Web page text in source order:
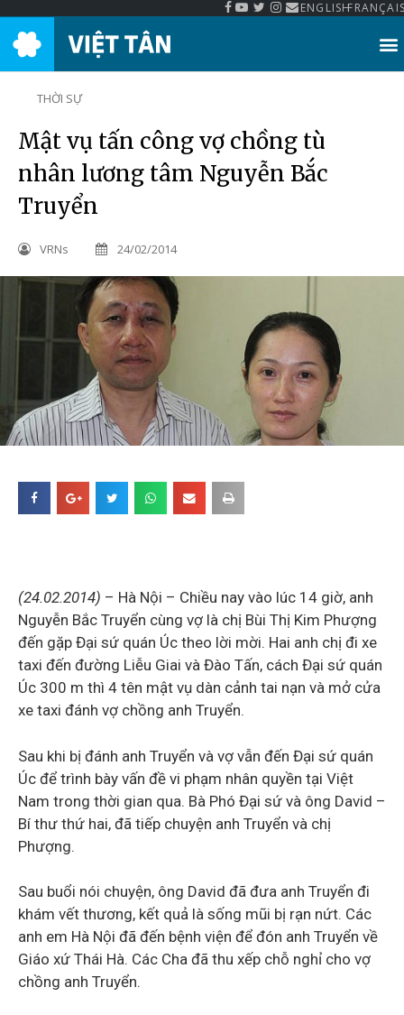
ENGLISH
THỜI SỰ
Mật vụ tấn công vợ chồng tù
nhân lương tâm Nguyễn Bắc
Truyển
VRNs 24/02/2014
(24.02.2014) – Hà Nội – Chiều nay vào lúc 14 giờ, anh
Nguyễn Bắc Truyển cùng vợ là chị Bùi Thị Kim Phượng
đến gặp Đại sứ quán Úc theo lời mời. Hai anh chị đi xe
taxi đến đường Liễu Giai và Đào Tấn, cách Đại sứ quán
Úc 300 m thì 4 tên mật vụ dàn cảnh tai nạn và mở cửa
xe taxi đánh vợ chồng anh Truyển.
Sau khi bị đánh anh Truyển và vợ vẫn đến Đại sứ quán
Úc để trình bày vấn đề vi phạm nhân quyền tại Việt
Nam trong thời gian qua. Bà Phó Đại sứ và ông David –
Bí thư thứ hai, đã tiếp chuyện anh Truyển và chị
Phượng.
Sau buổi nói chuyện, ông David đã đưa anh Truyển đi
khám vết thương, kết quả là sống mũi bị rạn nứt. Các
anh em Hà Nội đã đến bệnh viện để đón anh Truyển về
Giáo xứ Thái Hà. Các Cha đã thu xếp chỗ nghỉ cho vợ
chồng anh Truyển.